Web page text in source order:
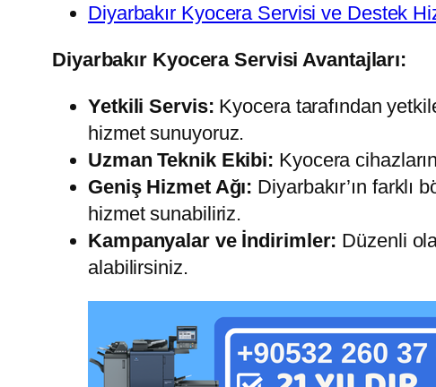
Diyarbakır Kyocera Servisi ve Destek
Diyarbakır Kyocera Servisi Avantajları:
Yetkili Servis: Kyocera tarafından
hizmet sunuyoruz.
Uzman Teknik Ekibi: Kyocera
Geniş Hizmet Ağı: Diyarbakır’ın farklı
hizmet sunabiliriz.
Kampanyalar ve İndirimler: Düzenli
alabilirsiniz.